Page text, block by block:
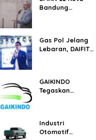
Modifikasi
Bandung
Berkendara
Gas Pol Jelang
Lebaran, DAIFIT
Daihatsu
GAIKINDO
Tegaskan
Penuhi
Kebutuhan Pick-
Industri
Otomotif